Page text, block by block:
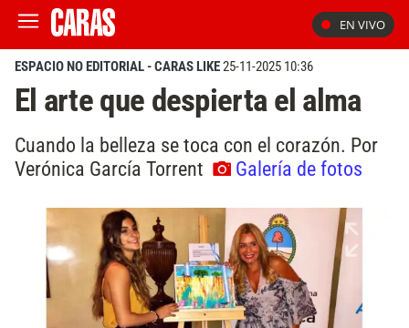
EN VIVO
ESPACIO NO EDITORIAL - CARAS LIKE25-11-2025 10:36
El arte que despierta el alma
Cuando la belleza se toca con el corazón. Por
Verónica García Torrent
Galería de fotos